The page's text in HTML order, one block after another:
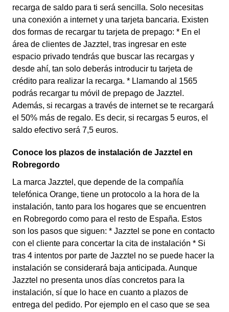
recarga de saldo para ti será sencilla. Solo necesitas
una conexión a internet y una tarjeta bancaria. Existen
dos formas de recargar tu tarjeta de prepago: * En el
área de clientes de Jazztel, tras ingresar en este
espacio privado tendrás que buscar las recargas y
desde ahí, tan solo deberás introducir tu tarjeta de
crédito para realizar la recarga. * Llamando al 1565
podrás recargar tu móvil de prepago de Jazztel.
Además, si recargas a través de internet se te recargará
el 50% más de regalo. Es decir, si recargas 5 euros, el
saldo efectivo será 7,5 euros.
Conoce los plazos de instalación de Jazztel en
Robregordo
La marca Jazztel, que depende de la compañía
telefónica Orange, tiene un protocolo a la hora de la
instalación, tanto para los hogares que se encuentren
en Robregordo como para el resto de España. Estos
son los pasos que siguen: * Jazztel se pone en contacto
con el cliente para concertar la cita de instalación * Si
tras 4 intentos por parte de Jazztel no se puede hacer la
instalación se considerará baja anticipada. Aunque
Jazztel no presenta unos días concretos para la
instalación, sí que lo hace en cuanto a plazos de
entrega del pedido. Por ejemplo en el caso que se sea